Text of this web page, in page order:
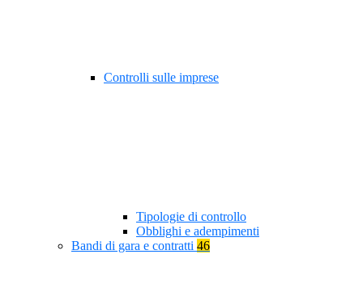
Controlli sulle imprese
Tipologie di controllo
Obblighi e adempimenti
Bandi di gara e contratti 46